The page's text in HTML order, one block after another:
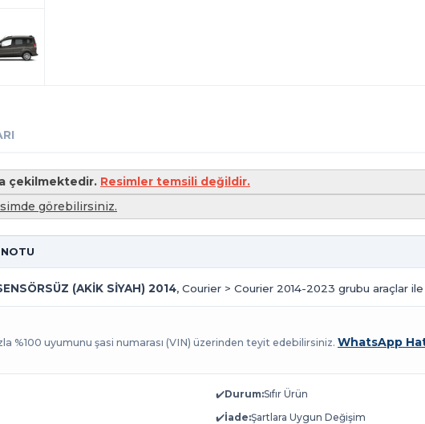
çekilmektedir. Resimler temsili değildir.
görebilirsiniz.
(AKİK SİYAH) 2014, Courier > Courier 2014-2023 grubu araçlar
%100 uyumunu şasi numarası (VIN) üzerinden teyit edebilirsiniz. WhatsApp
✔️Durum:Sıfır Ürün
✔️İade:Şartlara Uygun Değişim